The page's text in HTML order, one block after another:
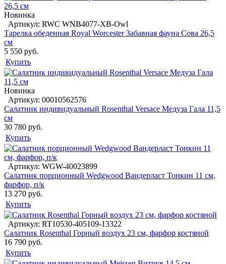
Новинка
Артикул: RWC WNB4077-XB-Owl
Тарелка обеденная Royal Worcester Забавная фауна Сова 26,5
см
5 550 руб.
Купить
Новинка
Артикул: 00010562576
Салатник индивидуальный Rosenthal Versace Медуза Гала 11,5
см
30 780 руб.
Купить
Артикул: WGW-40023899
Салатник порционный Wedgwood Вандерласт Тонкин 11 см,
фарфор, п/к
13 270 руб.
Купить
Артикул: RT10530-405109-13322
Салатник Rosenthal Горный воздух 23 см, фарфор костяной
16 790 руб.
Купить